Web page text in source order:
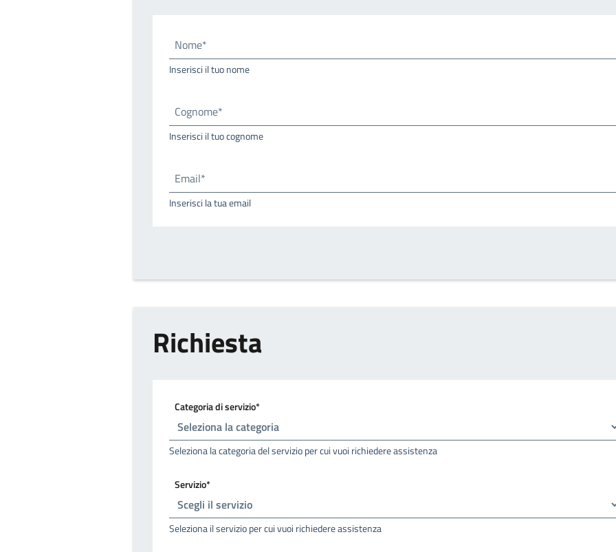
Nome*
Inserisci il tuo nome
Cognome*
Inserisci il tuo cognome
Email*
Inserisci la tua email
Richiesta
Categoria di servizio*
Seleziona la categoria del servizio per cui vuoi richiedere assistenza
Servizio*
Seleziona il servizio per cui vuoi richiedere assistenza